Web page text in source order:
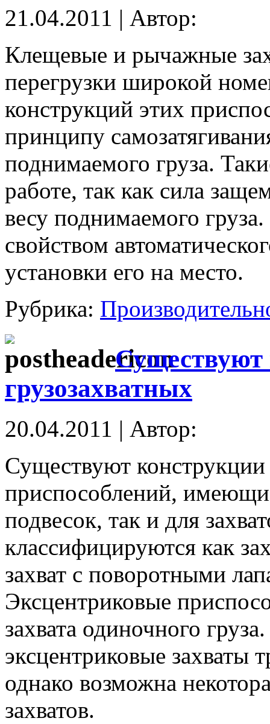
21.04.2011 | Автор:
Клещевые и рычажные
перегрузки широкой
конструкций этих
принципу
поднимаемого груза.
работе, так как сила
весу поднимаемого
свойством
установки его на место.
Рубрика:
Существуют
грузозахватных
20.04.2011 | Автор:
Существуют конструкции
приспособлений,
подвесок, так и для
классифицируются как
захват с поворотными
Эксцентриковые
захвата одиночного
эксцентриковые захваты
однако возможна
захватов.